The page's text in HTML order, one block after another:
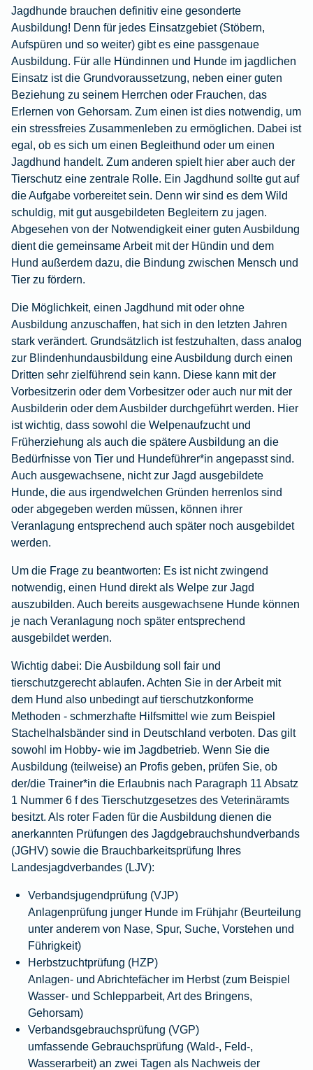
Jagdhunde brauchen definitiv eine gesonderte
Ausbildung! Denn für jedes Einsatzgebiet (Stöbern,
Aufspüren und so weiter) gibt es eine passgenaue
Ausbildung. Für alle Hündinnen und Hunde im jagdlichen
Einsatz ist die Grundvoraussetzung, neben einer guten
Beziehung zu seinem Herrchen oder Frauchen, das
Erlernen von Gehorsam. Zum einen ist dies notwendig, um
ein stressfreies Zusammenleben zu ermöglichen. Dabei ist
egal, ob es sich um einen Begleithund oder um einen
Jagdhund handelt. Zum anderen spielt hier aber auch der
Tierschutz eine zentrale Rolle. Ein Jagdhund sollte gut auf
die Aufgabe vorbereitet sein. Denn wir sind es dem Wild
schuldig, mit gut ausgebildeten Begleitern zu jagen.
Abgesehen von der Notwendigkeit einer guten Ausbildung
dient die gemeinsame Arbeit mit der Hündin und dem
Hund außerdem dazu, die Bindung zwischen Mensch und
Tier zu fördern.
Die Möglichkeit, einen Jagdhund mit oder ohne
Ausbildung anzuschaffen, hat sich in den letzten Jahren
stark verändert. Grundsätzlich ist festzuhalten, dass analog
zur Blindenhundausbildung eine Ausbildung durch einen
Dritten sehr zielführend sein kann. Diese kann mit der
Vorbesitzerin oder dem Vorbesitzer oder auch nur mit der
Ausbilderin oder dem Ausbilder durchgeführt werden. Hier
ist wichtig, dass sowohl die Welpenaufzucht und
Früherziehung als auch die spätere Ausbildung an die
Bedürfnisse von Tier und Hundeführer*in angepasst sind.
Auch ausgewachsene, nicht zur Jagd ausgebildete
Hunde, die aus irgendwelchen Gründen herrenlos sind
oder abgegeben werden müssen, können ihrer
Veranlagung entsprechend auch später noch ausgebildet
werden.
Um die Frage zu beantworten: Es ist nicht zwingend
notwendig, einen Hund direkt als Welpe zur Jagd
auszubilden. Auch bereits ausgewachsene Hunde können
je nach Veranlagung noch später entsprechend
ausgebildet werden.
Wichtig dabei: Die Ausbildung soll fair und
tierschutzgerecht ablaufen. Achten Sie in der Arbeit mit
dem Hund also unbedingt auf tierschutzkonforme
Methoden - schmerzhafte Hilfsmittel wie zum Beispiel
Stachelhalsbänder sind in Deutschland verboten. Das gilt
sowohl im Hobby- wie im Jagdbetrieb. Wenn Sie die
Ausbildung (teilweise) an Profis geben, prüfen Sie, ob
der/die Trainer*in die Erlaubnis nach Paragraph 11 Absatz
1 Nummer 6 f des Tierschutzgesetzes des Veterinäramts
besitzt. Als roter Faden für die Ausbildung dienen die
anerkannten Prüfungen des Jagdgebrauchshundverbands
(JGHV) sowie die Brauchbarkeitsprüfung Ihres
Landesjagdverbandes (LJV):
Verbandsjugendprüfung (VJP)
Anlagenprüfung junger Hunde im Frühjahr (Beurteilung
unter anderem von Nase, Spur, Suche, Vorstehen und
Führigkeit)
Herbstzuchtprüfung (HZP)
Anlagen- und Abrichtefächer im Herbst (zum Beispiel
Wasser- und Schlepparbeit, Art des Bringens,
Gehorsam)
Verbandsgebrauchsprüfung (VGP)
umfassende Gebrauchsprüfung (Wald-, Feld-,
Wasserarbeit) an zwei Tagen als Nachweis der